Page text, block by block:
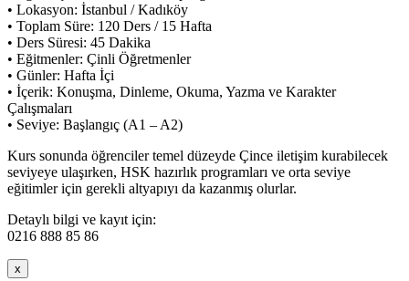
• Lokasyon: İstanbul / Kadıköy
• Toplam Süre: 120 Ders / 15 Hafta
• Ders Süresi: 45 Dakika
• Eğitmenler: Çinli Öğretmenler
• Günler: Hafta İçi
• İçerik: Konuşma, Dinleme, Okuma, Yazma ve Karakter
Çalışmaları
• Seviye: Başlangıç (A1 – A2)
Kurs sonunda öğrenciler temel düzeyde Çince iletişim kurabilecek
seviyeye ulaşırken, HSK hazırlık programları ve orta seviye
eğitimler için gerekli altyapıyı da kazanmış olurlar.
Detaylı bilgi ve kayıt için:
0216 888 85 86
x